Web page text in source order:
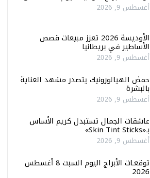
أغسطس 9, 2026
الأوديسة 2026 تعزز مبيعات قصص
الأساطير في بريطانيا
أغسطس 9, 2026
حمض الهيالورونيك يتصدر مشهد العناية
بالبشرة
أغسطس 9, 2026
عاشقات الجمال تستبدل كريم الأساس
بـ«Skin Tint Sticks»
أغسطس 9, 2026
توقعـات الأبراج اليوم السبت 8 أغسطس
2026